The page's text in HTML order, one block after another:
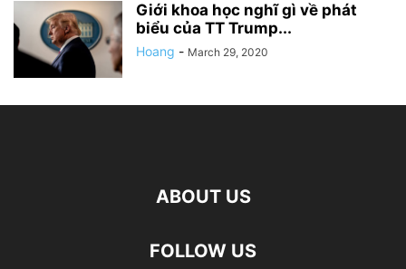
Giới khoa học nghĩ gì về phát
biểu của TT Trump...
Hoang - March 29, 2020
ABOUT US
FOLLOW US